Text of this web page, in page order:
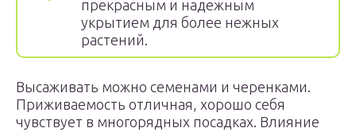
прекрасным и надежным
укрытием для более нежных
растений.
Высаживать можно семенами и черенками.
Приживаемость отличная, хорошо себя
чувствует в многорядных посадках. Влияние